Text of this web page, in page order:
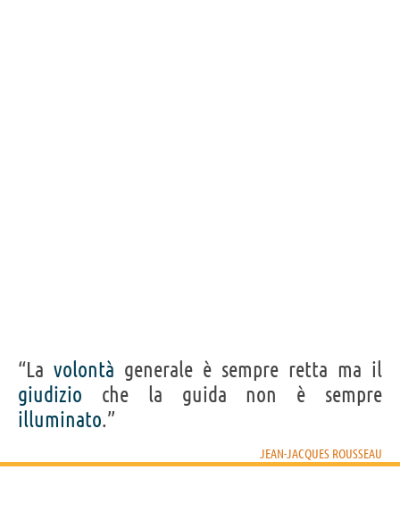
“La volontà generale è sempre retta ma il
giudizio che la guida non è sempre
illuminato.”
JEAN-JACQUES ROUSSEAU